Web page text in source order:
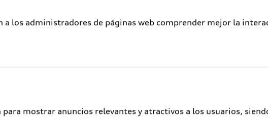
a los administradores de páginas web comprender mejor la
mostrar anuncios relevantes y atractivos a los usuarios,